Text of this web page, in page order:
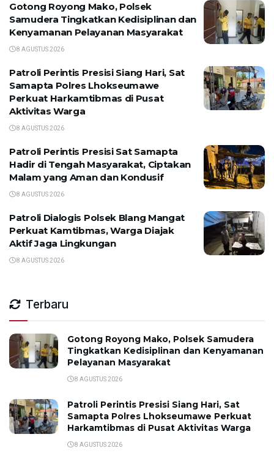
Gotong Royong Mako, Polsek
Samudera Tingkatkan Kedisiplinan dan
Kenyamanan Pelayanan Masyarakat
8 AGUSTUS 2026
Patroli Perintis Presisi Siang Hari, Sat
Samapta Polres Lhokseumawe
Perkuat Harkamtibmas di Pusat
Aktivitas Warga
8 AGUSTUS 2026
Patroli Perintis Presisi Sat Samapta
Hadir di Tengah Masyarakat, Ciptakan
Malam yang Aman dan Kondusif
8 AGUSTUS 2026
Patroli Dialogis Polsek Blang Mangat
Perkuat Kamtibmas, Warga Diajak
Aktif Jaga Lingkungan
8 AGUSTUS 2026
Terbaru
Gotong Royong Mako, Polsek Samudera
Tingkatkan Kedisiplinan dan Kenyamanan
Pelayanan Masyarakat
8 AGUSTUS 2026
Patroli Perintis Presisi Siang Hari, Sat
Samapta Polres Lhokseumawe Perkuat
Harkamtibmas di Pusat Aktivitas Warga
8 AGUSTUS 2026